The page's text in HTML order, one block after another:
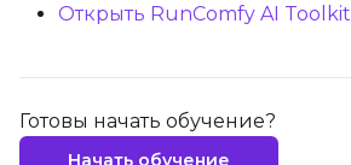
Открыть RunComfy AI Toolkit
Готовы начать обучение?
Начать обучение